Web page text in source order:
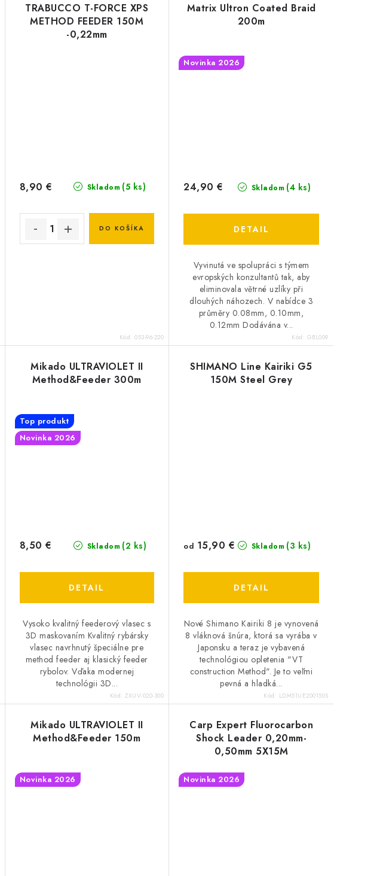
TRABUCCO T-FORCE XPS
METHOD FEEDER 150M
-0,22mm
Skladom (5 ks)
8,90 €
DO KOŠÍKA
Kód:053-96-220
Matrix Ultron Coated Braid
200m
Novinka 2026
Skladom (4 ks)
24,90 €
DETAIL
Vyvinutá ve spolupráci s týmem
evropských konzultantů tak, aby
eliminovala větrné uzlíky při
dlouhých náhozech. V nabídce 3
průměry 0.08mm, 0.10mm,
0.12mm Dodávána v...
Kód: GBL009
Mikado ULTRAVIOLET II
Method&Feeder 300m
Top produkt
Novinka 2026
Skladom (2 ks)
8,50 €
DETAIL
Vysoko kvalitný feederový vlasec s
3D maskovaním Kvalitný rybársky
vlasec navrhnutý špeciálne pre
method feeder aj klasický feeder
rybolov. Vďaka modernej
technológii 3D...
Kód:ZXUV-020-300
SHIMANO Line Kairiki G5
150M Steel Grey
Skladom (3 ks)
od 15,90 €
DETAIL
Nové Shimano Kairiki 8 je vynovená
8 vláknová šnúra, ktorá sa vyrába v
Japonsku a teraz je vybavená
technológiou opletenia "VT
construction Method". Je to veľmi
pevná a hladká...
Kód: LDM51UE200150S
Mikado ULTRAVIOLET II
Method&Feeder 150m
Novinka 2026
Carp Expert Fluorocarbon
Shock Leader 0,20mm-
0,50mm 5X15M
Novinka 2026